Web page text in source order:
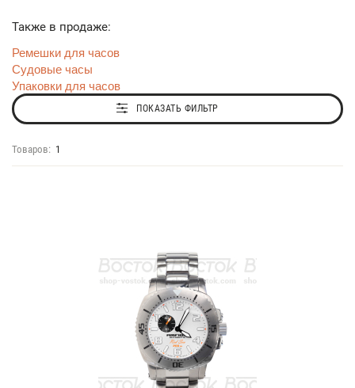
Также в продаже:
Ремешки для часов
Судовые часы
Упаковки для часов
ПОКАЗАТЬ ФИЛЬТР
Товаров: 1